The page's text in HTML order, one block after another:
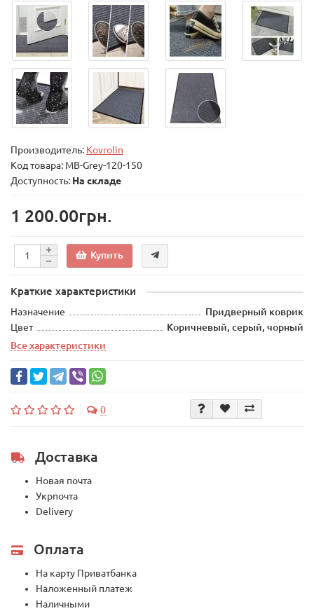
Производитель: Kovrolin
Код товара: MB-Grey-120-150
Доступность: На складе
1 200.00грн.
Купить
Краткие характеристики
Назначение
Придверный коврик
Цвет
Коричневый, серый, чорный
Все характеристики
0
Доставка
Новая почта
Укрпочта
Delivery
Оплата
На карту Приватбанка
Наложенный платеж
Наличными